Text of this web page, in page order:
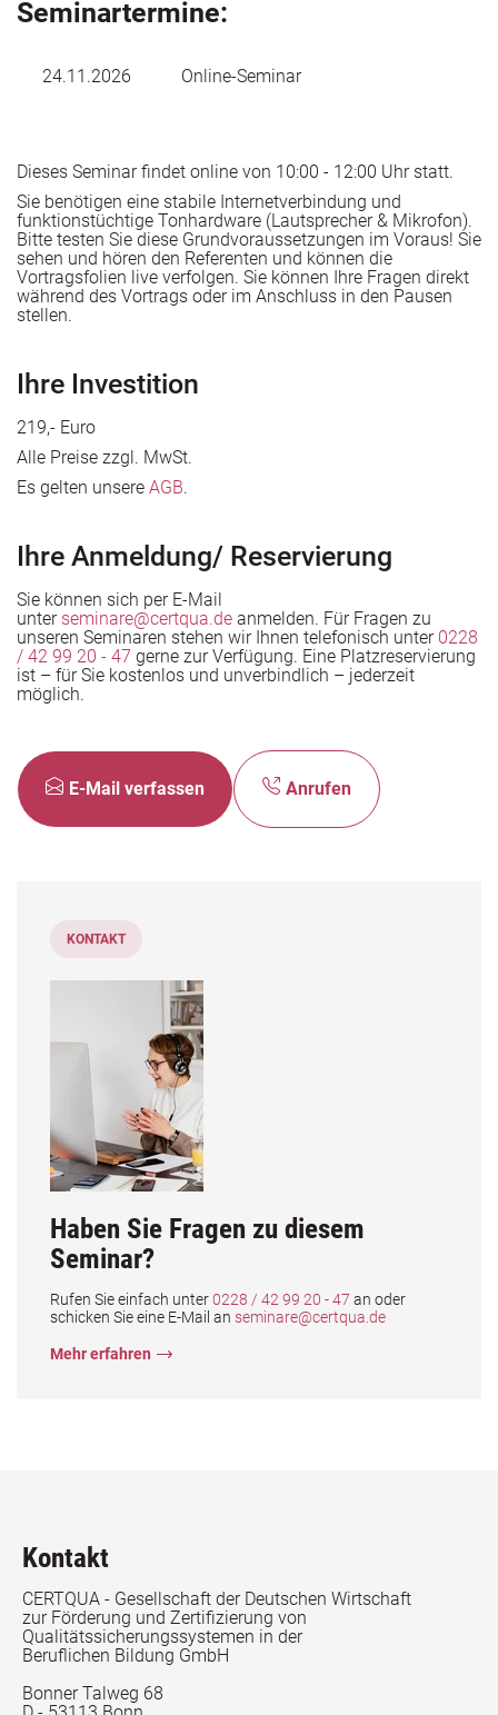
/ Akkreditierung und war
Institutionelle Akkreditierung der dazugehörigen
Technischen Hochschule.
Herr Dr. Weiland hat Lehraufträge von der TU Berlin, der
Berufsakademie Berlin und der Bergschule Bochum
erhalten. Seit dem Sommer Semester 2008 bis zum
Winter Semester 2022/2023 nahm er einen Lehrauftrag
an der Technischen Hochschule Georg Agricola zu
Bochum mit der Vorlesung „Qualitätsmangement“
im berufsbegleitenden Masterstudiengang
„Betriebssicherheitsmanagement (BSM)“ wahr. Ferner hat
er Bildungsträger beim Aufbau prozessorientierter
Seminartermine:
24.11.2026 Online-Seminar
Dieses Seminar findet online von 10:00 - 12:00 Uhr statt.
Sie benötigen eine stabile Internetverbindung und
funktionstüchtige Tonhardware (Lautsprecher & Mikrofon).
Bitte testen Sie diese Grundvoraussetzungen im Voraus! Sie
sehen und hören den Referenten und können die
Vortragsfolien live verfolgen. Sie können Ihre Fragen direkt
während des Vortrags oder im Anschluss in den Pausen
stellen.
Ihre Investition
219,- Euro
Alle Preise zzgl. MwSt.
Es gelten unsere AGB.
Ihre Anmeldung/ Reservierung
Sie können sich per E-Mail
unter seminare@certqua.de anmelden. Für Fragen zu
unseren Seminaren stehen wir Ihnen telefonisch unter 0228
/ 42 99 20 - 47 gerne zur Verfügung. Eine Platzreservierung
ist – für Sie kostenlos und unverbindlich – jederzeit
möglich.
E-Mail verfassen Anrufen
KONTAKT
Haben Sie Fragen zu diesem
Seminar?
Rufen Sie einfach unter0228 / 42 99 20 - 47 an oder
schicken Sie eine E-Mail an seminare@certqua.de
Mehr erfahren
Kontakt
CERTQUA - Gesellschaft der Deutschen Wirtschaft
zur Förderung und Zertifizierung von
Qualitätssicherungssystemen in der
Beruflichen Bildung GmbH
Bonner Talweg 68